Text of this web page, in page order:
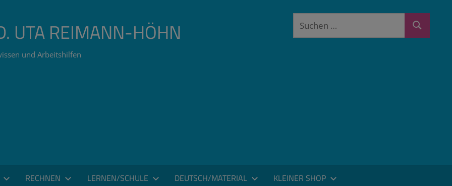
UTA REIMANN-HÖHN
und Arbeitshilfen
Suchen
Suchen
RECHNEN LERNEN/SCHULE DEUTSCH/MATERIAL KLEINER SHOP